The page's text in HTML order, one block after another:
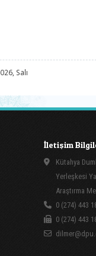
Salı
İletişim
Kütahya
Yerleşkesi
Araştırma
0 (274) 443
0 (274) 443